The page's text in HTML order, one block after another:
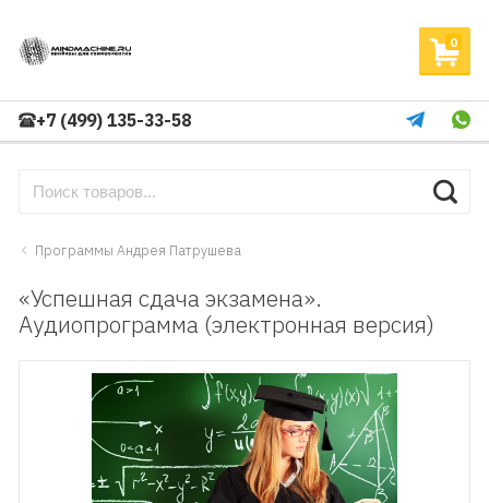
0
+7 (499) 135-33-58
Программы Андрея Патрушева
«Успешная сдача экзамена».
Аудиопрограмма (электронная версия)